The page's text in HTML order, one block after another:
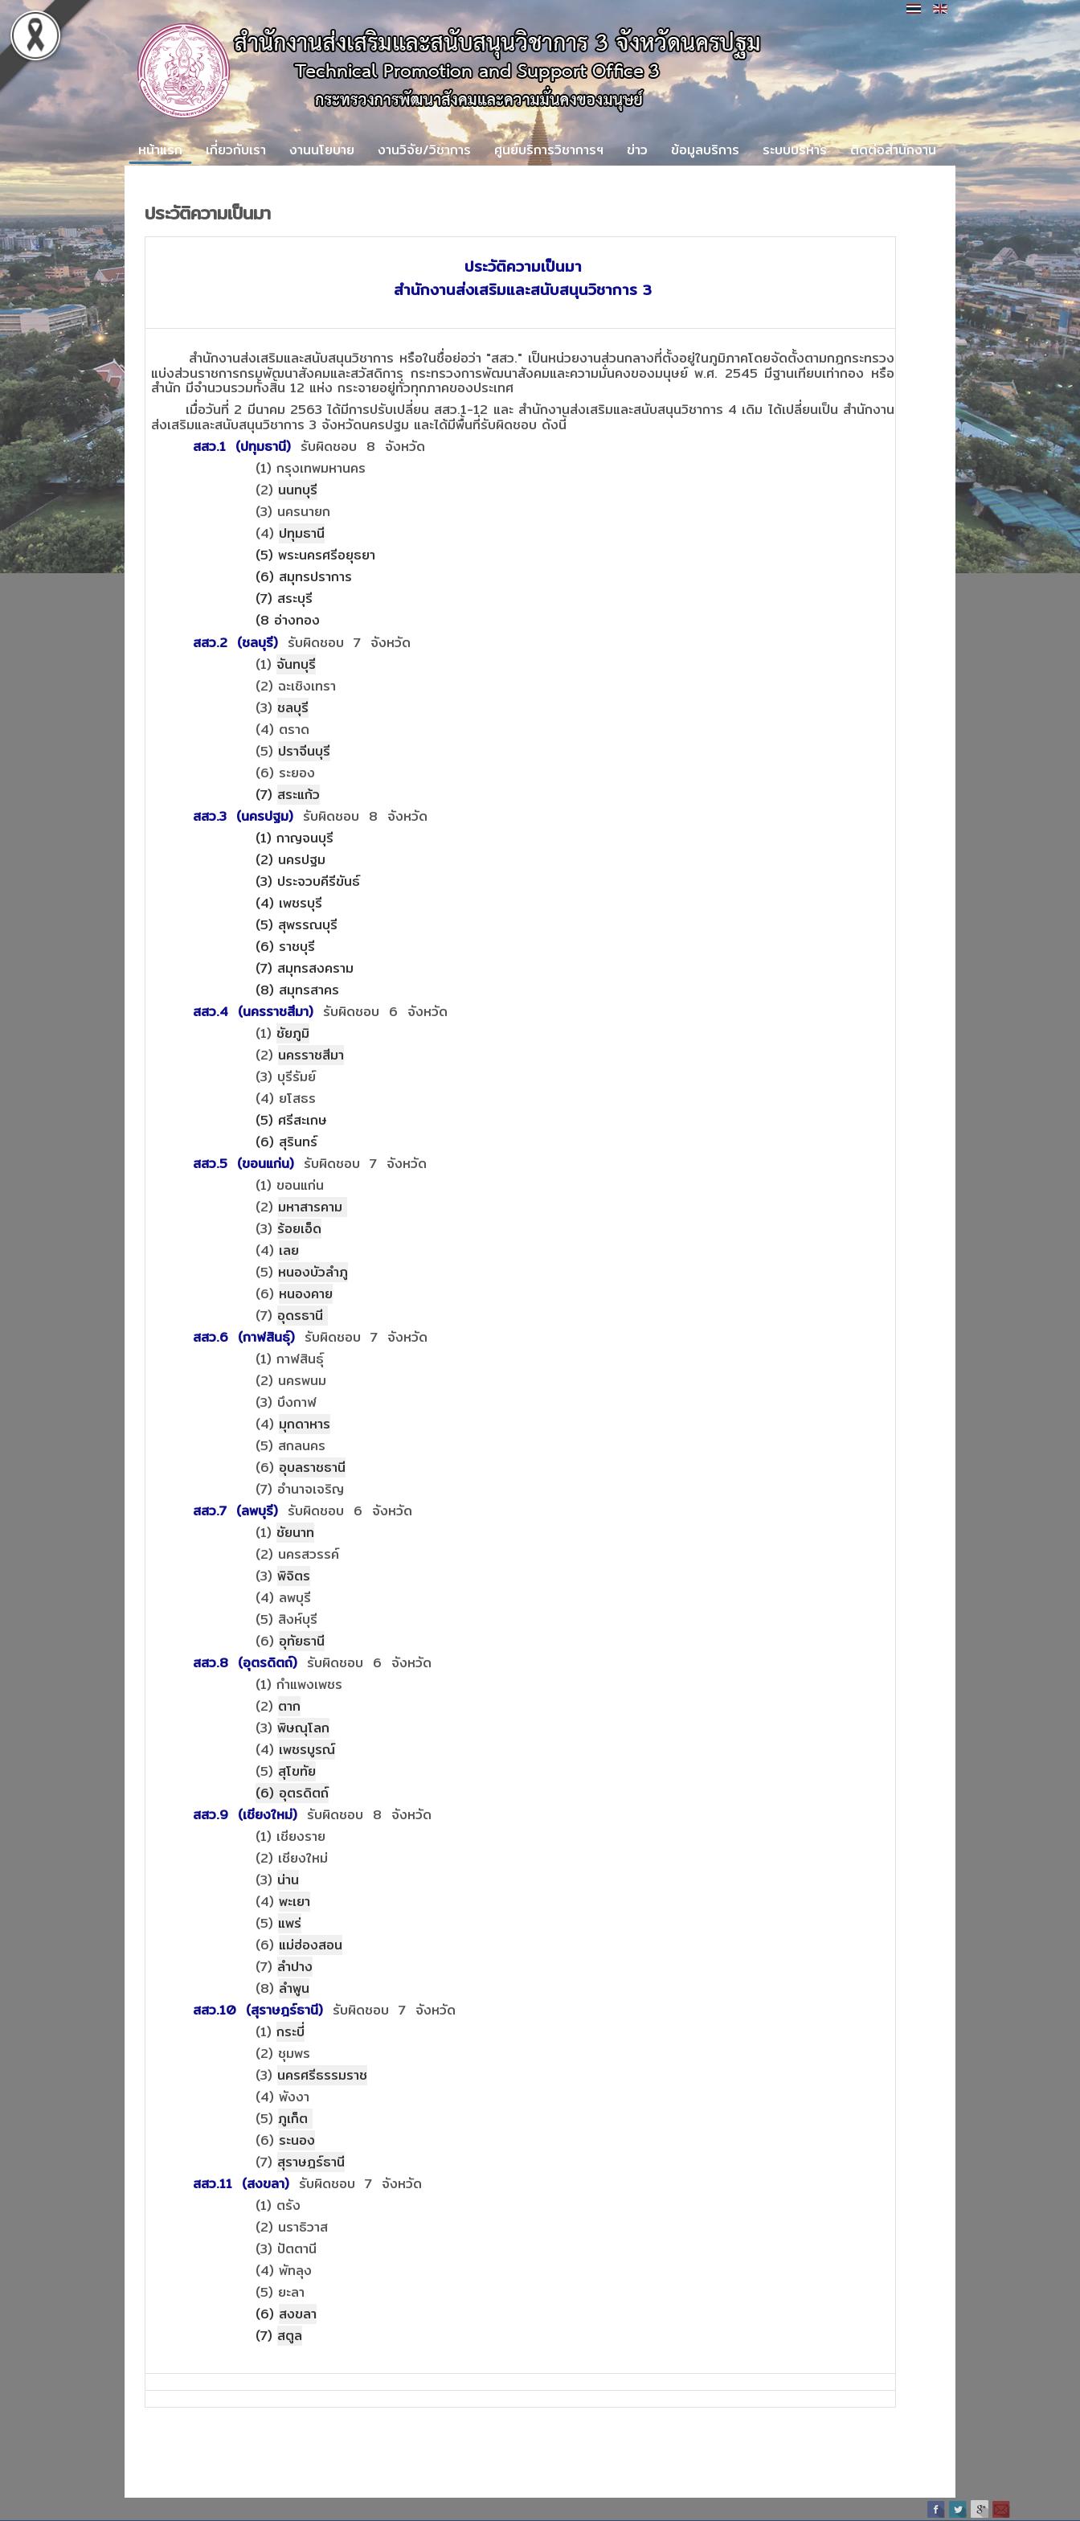
หน้าแรก เกี่ยวกับเรา งานนโยบาย งานวิจัย/วิชาการ ศูนย์บริการวิชาการฯ ข่าว ข้อมูลบริการ ระบบบริหาร ติดต่อสำนักงาน
ประวัติความเป็นมา
ประวัติความเป็นมา
สำนักงานส่งเสริมและสนับสนุนวิชาการ 3
สำนักงานส่งเสริมและสนับสนุนวิชาการ หรือในชื่อย่อว่า "สสว." เป็นหน่วยงานส่วนกลางที่ตั้งอยู่ในภูมิภาคโดยจัดตั้งตามกฎกระทรวง
แบ่งส่วนราชการกรมพัฒนาสังคมและสวัสดิการ กระทรวงการพัฒนาสังคมและความมั่นคงของมนุษย์ พ.ศ. 2545 มีฐานเทียบเท่ากอง หรือ
สำนัก มีจำนวนรวมทั้งสิ้น 12 แห่ง กระจายอยู่ทั่วทุกภาคของประเทศ
เมื่อวันที่ 2 มีนาคม 2563 ได้มีการปรับเปลี่ยน สสว.1-12 และ สำนักงานส่งเสริมและสนับสนุนวิชาการ 4 เดิม ได้เปลี่ยนเป็น สำนักงาน
ส่งเสริมและสนับสนุนวิชาการ 3 จังหวัดนครปฐม และได้มีพื้นที่รับผิดชอบ ดังนี้
สสว.1 (ปทุมธานี) รับผิดชอบ 8 จังหวัด
(1) กรุงเทพมหานคร
(2) นนทบุรี
(3) นครนายก
(4) ปทุมธานี
(5) พระนครศรีอยุธยา
(6) สมุทรปราการ
(7) สระบุรี
(8 อ่างทอง
สสว.2 (ชลบุรี) รับผิดชอบ 7 จังหวัด
(1) จันทบุรี
(2) ฉะเชิงเทรา
(3) ชลบุรี
(4) ตราด
(5) ปราจีนบุรี
(6) ระยอง
(7) สระแก้ว
สสว.3 (นครปฐม) รับผิดชอบ 8 จังหวัด
(1) กาญจนบุรี
(2) นครปฐม
(3) ประจวบคีรีขันธ์
(4) เพชรบุรี
(5) สุพรรณบุรี
(6) ราชบุรี
(7) สมุทรสงคราม
(8) สมุทรสาคร
สสว.4 (นครราชสีมา) รับผิดชอบ 6 จังหวัด
(1) ชัยภูมิ
(2) นครราชสีมา
(3) บุรีรัมย์
(4) ยโสธร
(5) ศรีสะเกษ
(6) สุรินทร์
สสว.5 (ขอนแก่น) รับผิดชอบ 7 จังหวัด
(1) ขอนแก่น
(2) มหาสารคาม
(3) ร้อยเอ็ด
(4) เลย
(5) หนองบัวลำภู
(6) หนองคาย
(7) อุดรธานี
สสว.6 (กาฬสินธุ์) รับผิดชอบ 7 จังหวัด
(1) กาฬสินธุ์
(2) นครพนม
(3) บึงกาฬ
(4) มุกดาหาร
(5) สกลนคร
(6) อุบลราชธานี
(7) อำนาจเจริญ
สสว.7 (ลพบุรี) รับผิดชอบ 6 จังหวัด
(1) ชัยนาท
(2) นครสวรรค์
(3) พิจิตร
(4) ลพบุรี
(5) สิงห์บุรี
(6) อุทัยธานี
สสว.8 (อุตรดิตถ์) รับผิดชอบ 6 จังหวัด
(1) กำแพงเพชร
(2) ตาก
(3) พิษณุโลก
(4) เพชรบูรณ์
(5) สุโขทัย
(6) อุตรดิตถ์
สสว.9 (เชียงใหม่) รับผิดชอบ 8 จังหวัด
(1) เชียงราย
(2) เชียงใหม่
(3) น่าน
(4) พะเยา
(5) แพร่
(6) แม่ฮ่องสอน
(7) ลำปาง
(8) ลำพูน
สสว.10 (สุราษฎร์ธานี) รับผิดชอบ 7 จังหวัด
(1) กระบี่
(2) ชุมพร
(3) นครศรีธรรมราช
(4) พังงา
(5) ภูเก็ต
(6) ระนอง
(7) สุราษฎร์ธานี
สสว.11 (สงขลา) รับผิดชอบ 7 จังหวัด
(1) ตรัง
(2) นราธิวาส
(3) ปัตตานี
(4) พัทลุง
(5) ยะลา
(6) สงขลา
(7) สตูล